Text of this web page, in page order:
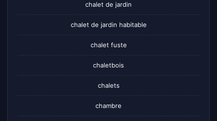
chalet de jardin
chalet de jardin habitable
chalet fuste
chaletbois
chalets
chambre